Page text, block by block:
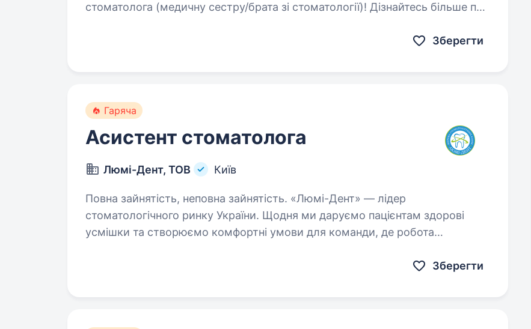
стоматолога (медичну сестру/брата зі стоматології)! Дізнайтесь більше про
Зберегти
Гаряча
Асистент стоматолога
Люмі-Дент, ТОВ Київ
Повна зайнятість, неповна зайнятість. «Люмі-Дент» — лідер
стоматологічного ринку України. Щодня ми даруємо пацієнтам здорові
усмішки та створюємо комфортні умови для команди, де робота
Зберегти